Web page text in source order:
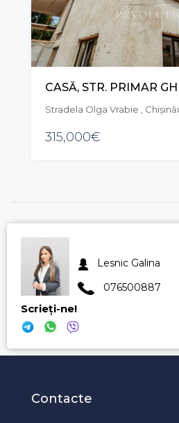
Stradela Olga Vrabie ,
315,000€
Lesnic Galina
076500887
Scrieți-ne!
Contacte